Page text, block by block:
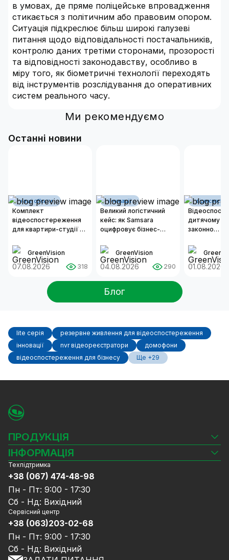
в умовах, де пряме поліцейське впровадження
стикається з політичним або правовим опором.
Ситуація підкреслює більш широкі галузеві
питання щодо відповідальності постачальників,
контролю даних третіми сторонами, прозорості
та відповідності законодавству, особливо в
міру того, як біометричні технології переходять
від інструментів розслідування до оперативних
систем реального часу.
Ми рекомендуємо
Останні новини
наші об'єкти
Комплект
відеоспостереження
для квартири-студії 50
GreenVision
07.08.2026 318
інновації
Великий логістичний
кейс: як Samsara
оцифровує бізнес-
автопарків
GreenVision
04.08.2026 290
дитячому
законно
та як
надійну
безпеки?
01.08.2026
Блог
lite серія
резервне живлення для відеоспостереження
інновації
nvr відеореєстратори
домофони
відеоспостереження для бізнесу
Ще +29
ПРОДУКЦІЯ
Камери відеоспостереження
Відеореєстратори
Комплекти відеоспостереження
СКУД
Джерела живлення
Мережеве обладнання
Ноутбуки та комп'ютери
Аксесуари
Акції
ІНФОРМАЦІЯ
Блог
Доставка та оплата
Гарантія та Сервісне обслуговування
Політика конфіденційності
Договір публічної оферти
Співпраця
Послуги
Калькулятор розрахунку обсягу HDD
Техпідтримка
+38 (067) 474-48-98
Пн - Пт: 9:00 - 17:30
Сб - Нд: Вихідний
Сервісний центр
+38 (063)203-02-68
Пн - Пт: 9:00 - 17:30
Сб - Нд: Вихідний